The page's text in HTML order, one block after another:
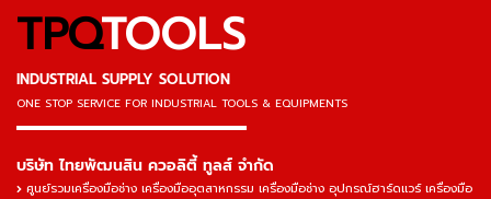
TPQTOOLS
INDUSTRIAL SUPPLY SOLUTION
ONE STOP SERVICE FOR INDUSTRIAL TOOLS & EQUIPMENTS
▬▬▬▬▬▬▬▬▬▬▬▬▬▬▬
บริษัท ไทยพัฒนสิน ควอลิตี้ ทูลส์ จำกัด
ศูนย์รวมเครื่องมือช่าง เครื่องมืออุตสาหกรรม เครื่องมือช่าง อุปกรณ์ฮาร์ดแวร์ เครื่องมือ